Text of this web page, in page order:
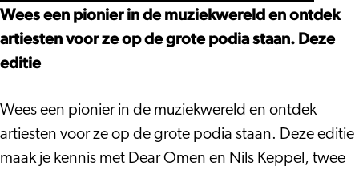
Keppel
+
Nils
Omen
+
Wees een pionier in de muziekwereld en ontdek
artiesten voor ze op de grote podia staan. Deze
editie
Wees een pionier in de muziekwereld en ontdek
artiesten voor ze op de grote podia staan. Deze editie
maak je kennis met Dear Omen en Nils Keppel, twee